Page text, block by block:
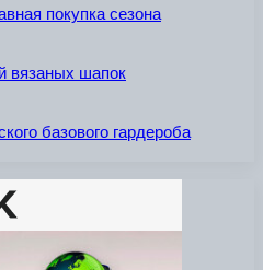
покупка сезона
вязаных шапок
базового гардероба